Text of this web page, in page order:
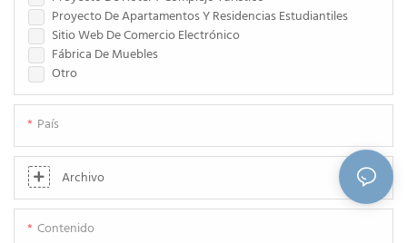
Proyecto De Apartamentos Y Residencias Estudiantiles
Sitio Web De Comercio Electrónico
Fábrica De Muebles
Otro
País
Archivo
Contenido